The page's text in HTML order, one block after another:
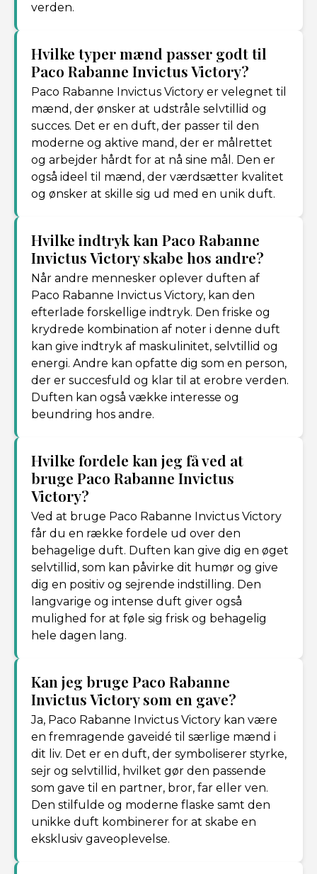
verden.
Hvilke typer mænd passer godt til
Paco Rabanne Invictus Victory?
Paco Rabanne Invictus Victory er velegnet til
mænd, der ønsker at udstråle selvtillid og
succes. Det er en duft, der passer til den
moderne og aktive mand, der er målrettet
og arbejder hårdt for at nå sine mål. Den er
også ideel til mænd, der værdsætter kvalitet
og ønsker at skille sig ud med en unik duft.
Hvilke indtryk kan Paco Rabanne
Invictus Victory skabe hos andre?
Når andre mennesker oplever duften af
Paco Rabanne Invictus Victory, kan den
efterlade forskellige indtryk. Den friske og
krydrede kombination af noter i denne duft
kan give indtryk af maskulinitet, selvtillid og
energi. Andre kan opfatte dig som en person,
der er succesfuld og klar til at erobre verden.
Duften kan også vække interesse og
beundring hos andre.
Hvilke fordele kan jeg få ved at
bruge Paco Rabanne Invictus
Victory?
Ved at bruge Paco Rabanne Invictus Victory
får du en række fordele ud over den
behagelige duft. Duften kan give dig en øget
selvtillid, som kan påvirke dit humør og give
dig en positiv og sejrende indstilling. Den
langvarige og intense duft giver også
mulighed for at føle sig frisk og behagelig
hele dagen lang.
Kan jeg bruge Paco Rabanne
Invictus Victory som en gave?
Ja, Paco Rabanne Invictus Victory kan være
en fremragende gaveidé til særlige mænd i
dit liv. Det er en duft, der symboliserer styrke,
sejr og selvtillid, hvilket gør den passende
som gave til en partner, bror, far eller ven.
Den stilfulde og moderne flaske samt den
unikke duft kombinerer for at skabe en
eksklusiv gaveoplevelse.